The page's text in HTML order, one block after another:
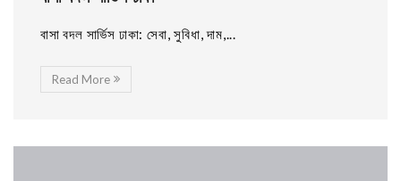
বাসা বদল সার্ভিস ঢাকা: সেবা, সুবিধা, দাম,...
Read More